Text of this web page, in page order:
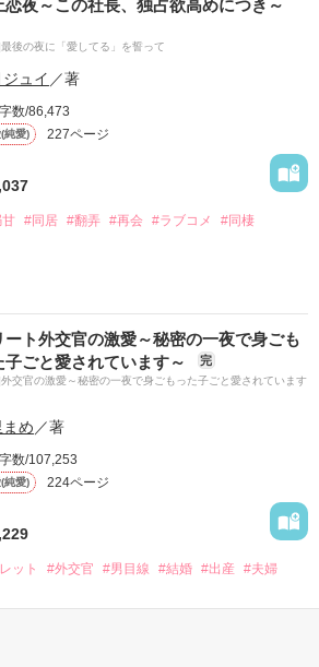
りこ）
すく）
子の幼馴染。
後の願いは、
幼馴染と
すことでしたーー。
させてね。
だよ。
トーリー。
もありがとう
す(*^^*)
恋夜～この社長、独占欲高めにつき～
後の夜に「愛してる」を誓って
ュイ ／著
数/86,473
純愛) 227ページ
#同居 #翻弄 #再会 #ラブコメ
#同棲
、想いをひた隠すこと五年
てくれた彼
してる」の言いわけを添えたら、それは
？
か）　28歳
いご）　31歳
ート外交官の激愛～秘密の一夜で身ごも
子ごと愛されています～
完
交官の激愛～秘密の一夜で身ごもった子ごと愛されています
め ／著
数/107,253
純愛) 224ページ
ット #外交官 #男目線 #結婚 #出産 #夫婦